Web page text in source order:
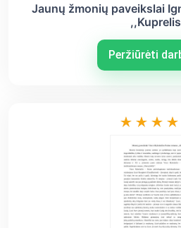
Jaunų žmonių paveikslai
Peržiūrėti